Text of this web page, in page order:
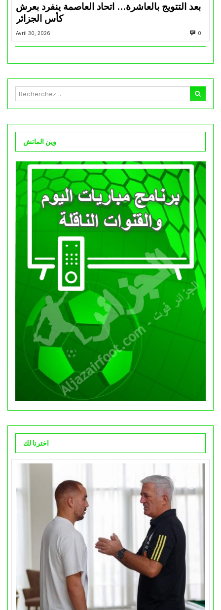
بعد التتويج بالعاشرة… اتحاد العاصمة ينفرد بعرش
كأس الجزائر
Avril 30, 2026 0
وين الماتش
اخترنا لك